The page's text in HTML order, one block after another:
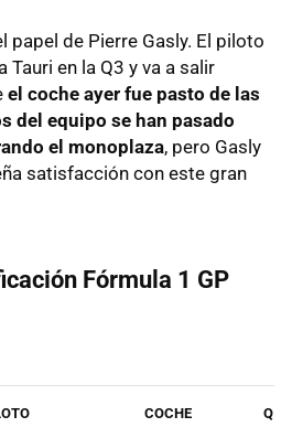
papel de Pierre Gasly. El piloto
en la Q3 y va a salir
el coche ayer fue pasto de las
del equipo se han pasado
el monoplaza, pero Gasly
satisfacción con este gran
Fórmula 1 GP
COCHE Q1